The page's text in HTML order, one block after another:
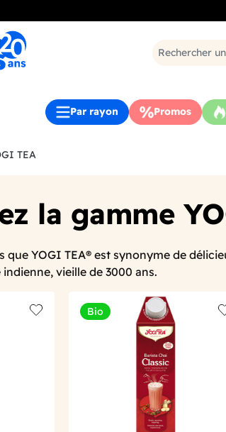
Par rayon Promos
TEA
la gamme
que YOGI TEA® est synonyme de
vieille de 3000 ans.
Add to wishlist
Bio